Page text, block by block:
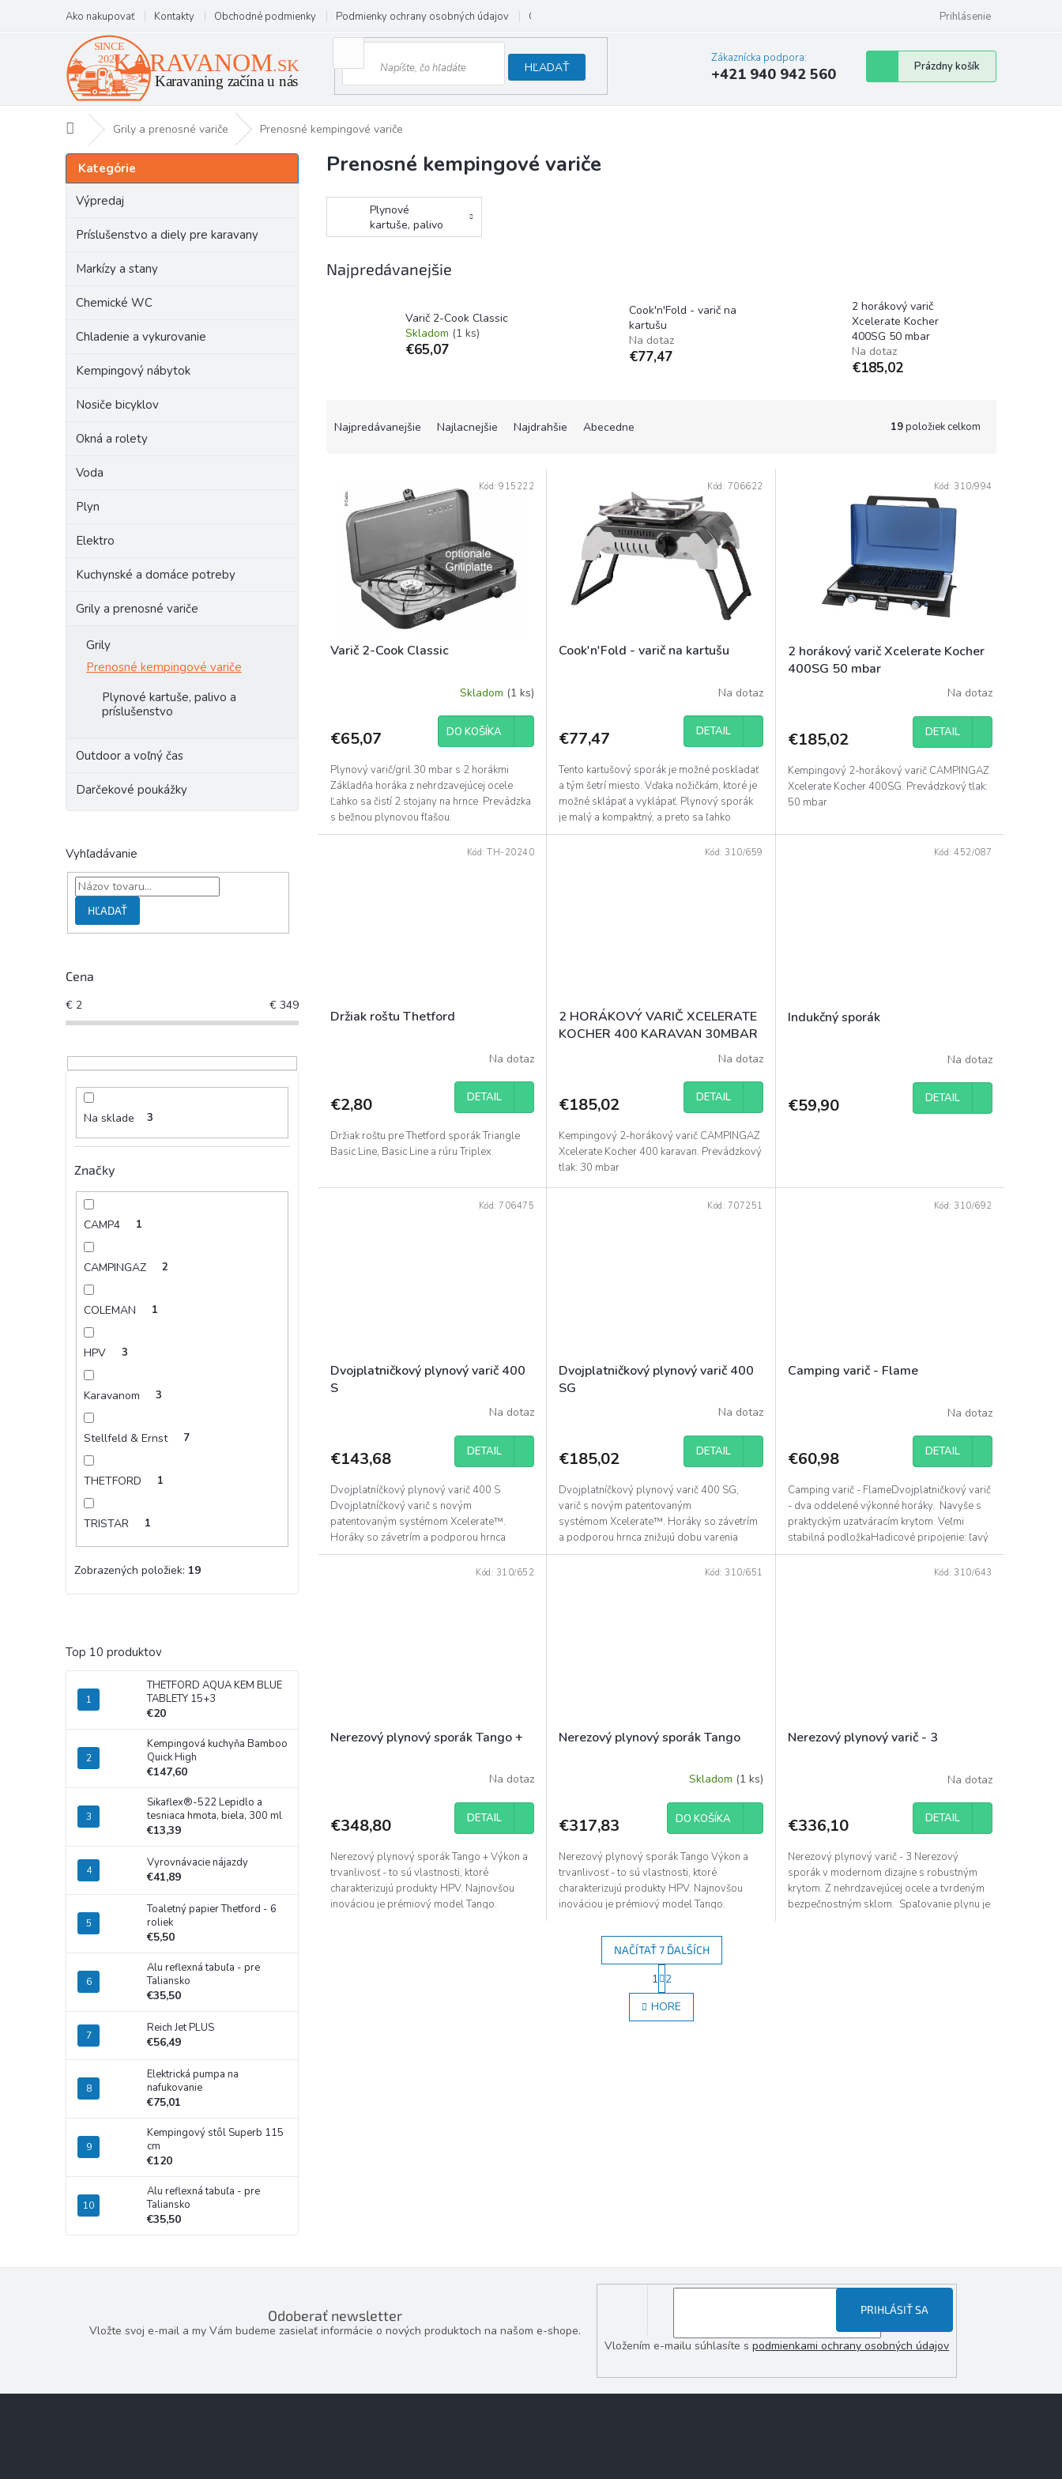
obsah
Ako nakupovať Kontakty Obchodné podmienky Podmienky ochrany osobných údajov Odstúpenie od zmluvy Prihlásenie
HĽADAŤ
Zákaznícka podpora:
+421 940 942 560
Nákupný
košík
Prázdny košík
DomovGrily a prenosné variče Prenosné kempingové variče
B
o
Preskočiť
kategórie
Kategórie
Výpredaj
Príslušenstvo a diely pre karavany
Markízy a stany
Chemické WC
Chladenie a vykurovanie
Kempingový nábytok
Nosiče bicyklov
Okná a rolety
Voda
Plyn
Elektro
Kuchynské a domáce potreby
Grily a prenosné variče
Grily
Prenosné kempingové variče
Plynové kartuše, palivo a
príslušenstvo
Outdoor a voľný čas
Darčekové poukážky
Vyhľadávanie
HĽADAŤ
Cena
€ 2 € 349
Na sklade 3
Značky
CAMP4 1
CAMPINGAZ 2
COLEMAN 1
HPV 3
Karavanom 3
Stellfeld & Ernst 7
THETFORD 1
TRISTAR 1
Zobrazených položiek: 19
Top 10 produktov
THETFORD AQUA KEM BLUE
TABLETY 15+3
€20
Kempingová kuchyňa Bamboo
Quick High
€147,60
Sikaflex®-522 Lepidlo a
tesniaca hmota, biela, 300 ml
€13,39
Vyrovnávacie nájazdy
€41,89
Toaletný papier Thetford - 6
roliek
€5,50
Alu reflexná tabuľa - pre
Taliansko
€35,50
Reich Jet PLUS
€56,49
Elektrická pumpa na
nafukovanie
€75,01
Kempingový stôl Superb 115
cm
€120
Alu reflexná tabuľa - pre
Taliansko
€35,50
Prenosné kempingové variče
Plynové
kartuše, palivo
a príslušenstvo
Najpredávanejšie
Varič 2-Cook Classic
Skladom (1 ks)
€65,07
Cook'n'Fold - varič na
kartušu
Na dotaz
€77,47
2 horákový varič
Xcelerate Kocher
400SG 50 mbar
Na dotaz
€185,02
o
Najpredávanejšie Najlacnejšie Najdrahšie Abecedne 19položiek celkom
kVarič 2-Cook Classic
Skladom (1 ks)
€65,07 DO KOŠÍKA
Plynový varič/gril 30 mbar s 2 horákmi
Základňa horáka z nehrdzavejúcej ocele
Ľahko sa čistí 2 stojany na hrnce Prevádzka
s bežnou plynovou fľašou.
Kód:915222
Cook'n'Fold - varič na kartušu
Na dotaz
€77,47 DETAIL
Tento kartušový sporák je možné poskladať
a tým šetrí miesto. Vďaka nožičkám, ktoré je
možné sklápať a vyklápať. Plynový sporák
je malý a kompaktný, a preto sa ľahko
prenáša....
Kód: 706622
2 horákový varič Xcelerate Kocher
400SG 50 mbar
Na dotaz
€185,02 DETAIL
Kempingový 2-horákový varič CAMPINGAZ
Xcelerate Kocher 400SG. Prevádzkový tlak:
50 mbar
Kód: 310/994
Držiak roštu Thetford
Na dotaz
€2,80 DETAIL
Držiak roštu pre Thetford sporák Triangle
Basic Line, Basic Line a rúru Triplex.
Kód:TH-20240
2 HORÁKOVÝ VARIČ XCELERATE
KOCHER 400 KARAVAN 30MBAR
Na dotaz
€185,02 DETAIL
Kempingový 2-horákový varič CAMPINGAZ
Xcelerate Kocher 400 karavan. Prevádzkový
tlak: 30 mbar
Kód: 310/659
Indukčný sporák
Na dotaz
€59,90 DETAIL
Kód:452/087
Dvojplatničkový plynový varič 400
S
Na dotaz
€143,68 DETAIL
Dvojplatníčkový plynový varič 400 S
Dvojplatníčkový varič s novým
patentovaným systémom Xcelerate™.
Horáky so závetrím a podporou hrnca
znižujú dobu varenia vonku na...
Kód: 706475
Dvojplatničkový plynový varič 400
SG
Na dotaz
€185,02 DETAIL
Dvojplatníčkový plynový varič 400 SG,
varič s novým patentovaným
systémom Xcelerate™. Horáky so závetrím
a podporou hrnca znižujú dobu varenia
vonku na polovicu. Piezo...
Kód: 707251
Camping varič - Flame
Na dotaz
€60,98 DETAIL
Camping varič - FlameDvojplatničkový varič
- dva oddelené výkonné horáky. Navyše s
praktyckým uzatváracím krytom. Veľmi
stabilná podložkaHadicové pripojenie: ľavý
závit...
Kód: 310/692
Nerezový plynový sporák Tango +
Na dotaz
€348,80 DETAIL
Nerezový plynový sporák Tango + Výkon a
trvanlivosť - to sú vlastnosti, ktoré
charakterizujú produkty HPV. Najnovšou
inováciou je prémiový model Tango.
Kód: 310/652
Nerezový plynový sporák Tango
Skladom (1 ks)
€317,83 DO KOŠÍKA
Nerezový plynový sporák Tango Výkon a
trvanlivosť - to sú vlastnosti, ktoré
charakterizujú produkty HPV. Najnovšou
inováciou je prémiový model Tango.
Kód: 310/651
Nerezový plynový varič - 3
Na dotaz
€336,10 DETAIL
Nerezový plynový varič - 3 Nerezový
sporák v modernom dizajne s robustným
krytom. Z nehrdzavejúcej ocele a tvrdeným
bezpečnostným sklom. Spaľovanie plynu je
Kód: 310/643
O
v
l
u
NAČÍTAŤ 7 ĎALŠÍCH
t
r
á
n
1 2
HORE
Odoberať newsletter
Vložte svoj e-mail a my Vám budeme zasielať informácie o nových produktoch na našom e-shope.
Vložením e-mailu súhlasíte s podmienkami ochrany osobných údajov
PRIHLÁSIŤ SA